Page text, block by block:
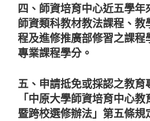
四、師資培育中心近五學
師資類科教材教法課程、
程及進修推廣部修習之課程
專業課程學分。
五、申請抵免或採認之教育
「中原大學師資培育中心
暨跨校選修辦法」第五條規